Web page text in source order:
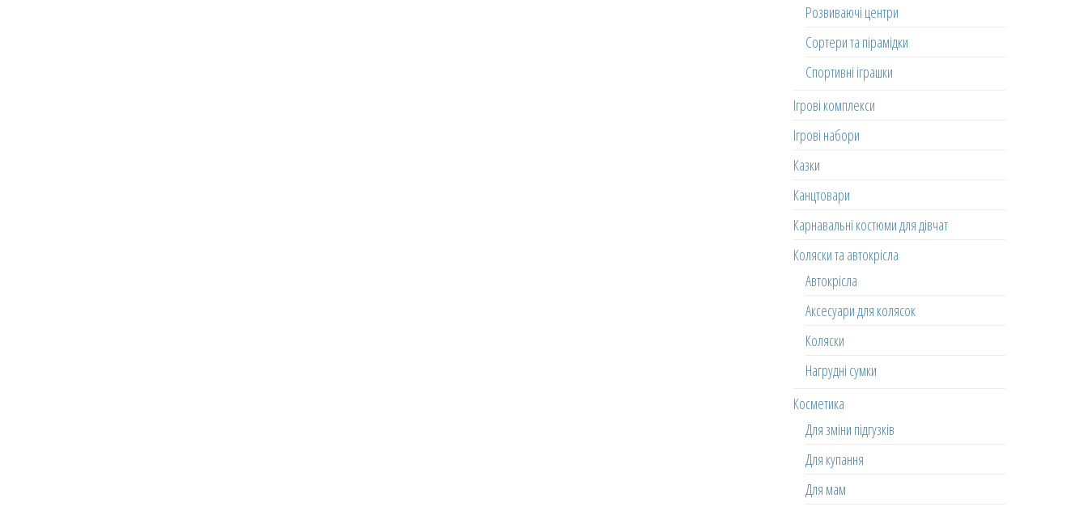
Розвиваючі центри
Сортери та пірамідки
Спортивні іграшки
Ігрові комплекси
Ігрові набори
Казки
Канцтовари
Карнавальні костюми для дівчат
Коляски та автокрісла
Автокрісла
Аксесуари для колясок
Коляски
Нагрудні сумки
Косметика
Для зміни підгузків
Для купання
Для мам